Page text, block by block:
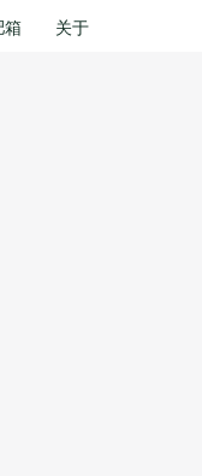
箱 关于